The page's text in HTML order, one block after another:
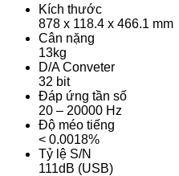
Kích thước
878 x 118.4 x 466.1 mm
Cân nặng
13kg
D/A Conveter
32 bit
Đáp ứng tần số
20 – 20000 Hz
Độ méo tiếng
< 0.0018%
Tỷ lệ S/N
111dB (USB)